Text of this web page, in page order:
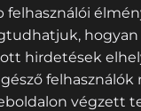
felhasználói
hogyan
hirdetések
végzett